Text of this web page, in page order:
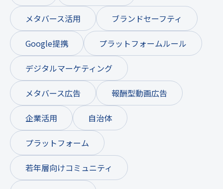
メタバース活用 ブランドセーフティ
Google提携 プラットフォームルール
デジタルマーケティング
メタバース広告 報酬型動画広告
企業活用 自治体
プラットフォーム
若年層向けコミュニティ